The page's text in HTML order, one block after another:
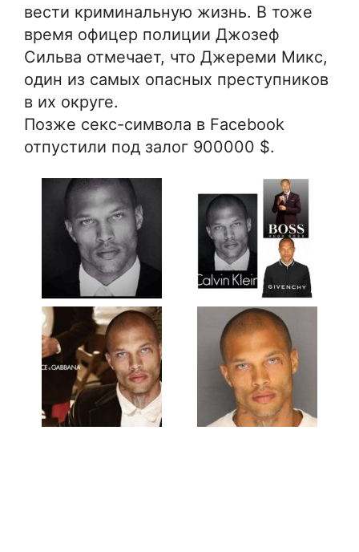
вести криминальную жизнь. В тоже
время офицер полиции Джозеф
Сильва отмечает, что Джереми Микс,
один из самых опасных преступников
в их округе.
Позже секс-символа в Facebook
отпустили под залог 900000 $.